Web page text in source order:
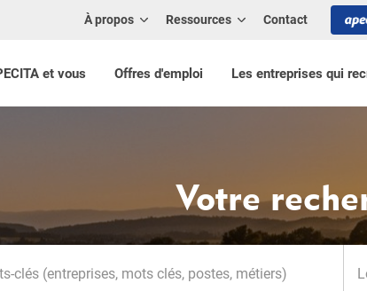
et vous Offres d'emploi Les entreprises qui
À propos Ressources Contact
Votre